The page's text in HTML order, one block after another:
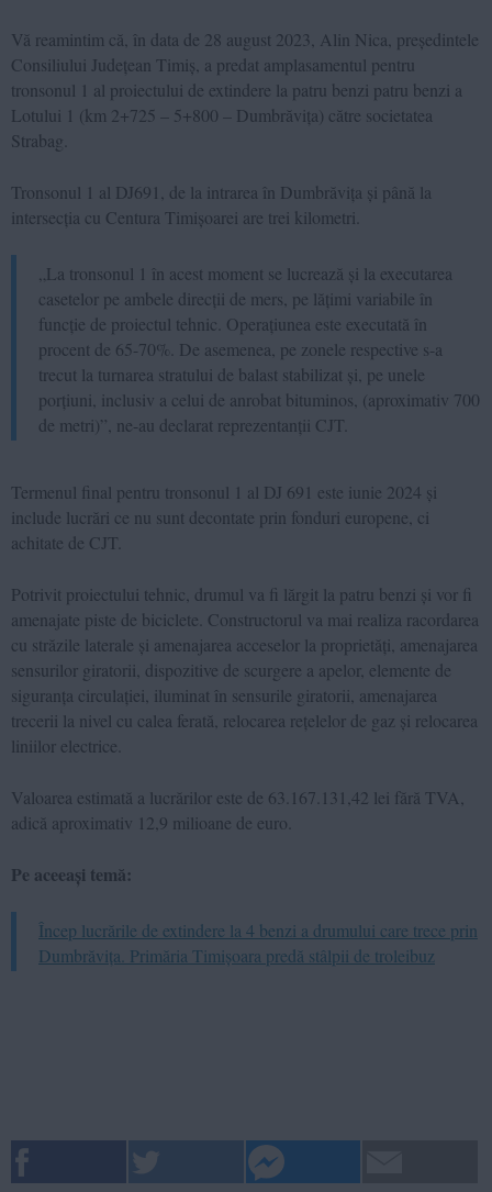
Vă reamintim că, în data de 28 august 2023, Alin Nica, președintele
Consiliului Județean Timiș, a predat amplasamentul pentru
tronsonul 1 al proiectului de extindere la patru benzi patru benzi a
Lotului 1 (km 2+725 – 5+800 – Dumbrăvița) către societatea
Strabag.
Tronsonul 1 al DJ691, de la intrarea în Dumbrăvița și până la
intersecția cu Centura Timișoarei are trei kilometri.
„La tronsonul 1 în acest moment se lucrează și la executarea
casetelor pe ambele direcții de mers, pe lățimi variabile în
funcție de proiectul tehnic. Operațiunea este executată în
procent de 65-70%. De asemenea, pe zonele respective s-a
trecut la turnarea stratului de balast stabilizat și, pe unele
porțiuni, inclusiv a celui de anrobat bituminos, (aproximativ 700
de metri)”, ne-au declarat reprezentanții CJT.
Termenul final pentru tronsonul 1 al DJ 691 este iunie 2024 și
include lucrări ce nu sunt decontate prin fonduri europene, ci
achitate de CJT.
Potrivit proiectului tehnic, drumul va fi lărgit la patru benzi și vor fi
amenajate piste de biciclete. Constructorul va mai realiza racordarea
cu străzile laterale și amenajarea acceselor la proprietăți, amenajarea
sensurilor giratorii, dispozitive de scurgere a apelor, elemente de
siguranța circulației, iluminat în sensurile giratorii, amenajarea
trecerii la nivel cu calea ferată, relocarea rețelelor de gaz și relocarea
liniilor electrice.
Valoarea estimată a lucrărilor este de 63.167.131,42 lei fără TVA,
adică aproximativ 12,9 milioane de euro.
Pe aceeași temă:
Încep lucrările de extindere la 4 benzi a drumului care trece prin
Dumbrăvița. Primăria Timișoara predă stâlpii de troleibuz